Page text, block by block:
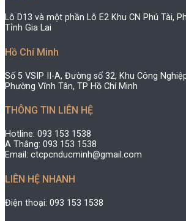
Lô D13 và một phần Lô E2 Khu CN Phú Tài,
Tỉnh Gia Lai
Hồ Chí Minh
Số 5 VSIP II-A, Đường số 32, Khu Công
Phường Vĩnh Tân, TP Hồ Chí Minh
THÔNG TIN LIÊN HỆ
Hotline: 093 153 1538
A Thắng: 093 153 1538
Email: ctcpcnducminh@gmail.com
LIÊN HỆ NHANH
Điện thoại: 093 153 1538